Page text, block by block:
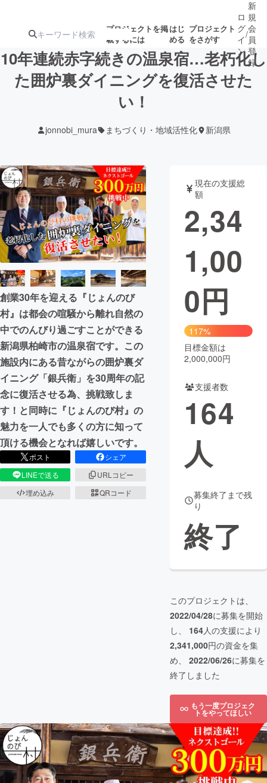
プロジェクトを掲
載するには
はじ
める
プロジェクト
をさがす
注目の新着プロ
テクノロジー・ガジェット
映像・映画 書籍・雑誌
ビジネス・起業 チャレンジ
まちづくり・地域活性化
CAMPFIRE for Social Good
CAMPFIRE Creation
CAMPFIREふるさと納税machi-ya コミュニティ
ロ
グ
イ
ン
/
新
規
会
員
登
録
10年連続赤字続きの温泉宿…老朽化し
た囲炉裏ダイニングを復活させた
い！
jonnobi_mura まちづくり・地域活性化 新潟県
創業30年を迎える『じょんのび
村』は都会の喧騒から離れ自然の
中でのんびり過ごすことができる
新潟県柏崎市の温泉宿です。この
施設内にある昔ながらの囲炉裏ダ
イニング「銀兵衛」を30周年の記
念に復活させる為、挑戦致しま
す！と同時に『じょんのび村』の
魅力を一人でも多くの方に知って
頂ける機会となれば嬉しいです。
ポスト
シェア
LINEで送る
URLコピー
埋め込み
QRコード
現在の支援総
額
2,34
1,00
0円
117%
目標金額は
2,000,000円
支援者数
164
人
募集終了まで残
り
終了
このプロジェクトは、
2022/04/28に募集を開始
し、 164人の支援により
2,341,000円の資金を集
め、 2022/06/26に募集を
終了しました
もう一度プロジェク
トをやってほしい